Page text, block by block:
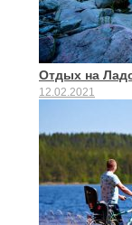
Отдых на
12.02.2021